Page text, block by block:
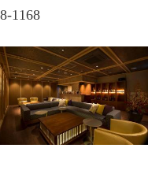
1168